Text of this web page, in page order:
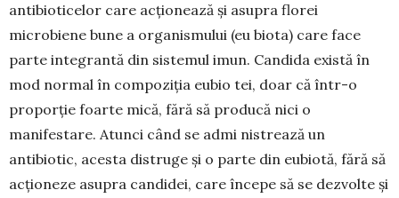
antibioticelor care acţionează şi asupra florei
microbiene bune a organismului (eu­ biota) care face
parte integrantă din sistemul imun. Candida există în
mod normal în compoziţia eubio­ tei, doar că într-o
proporţie foarte mică, fără să producă nici o
manifestare. Atunci când se admi­ nistrează un
antibiotic, acesta distruge şi o parte din eubiotă, fără să
acţioneze asupra candidei, care începe să se dezvolte şi